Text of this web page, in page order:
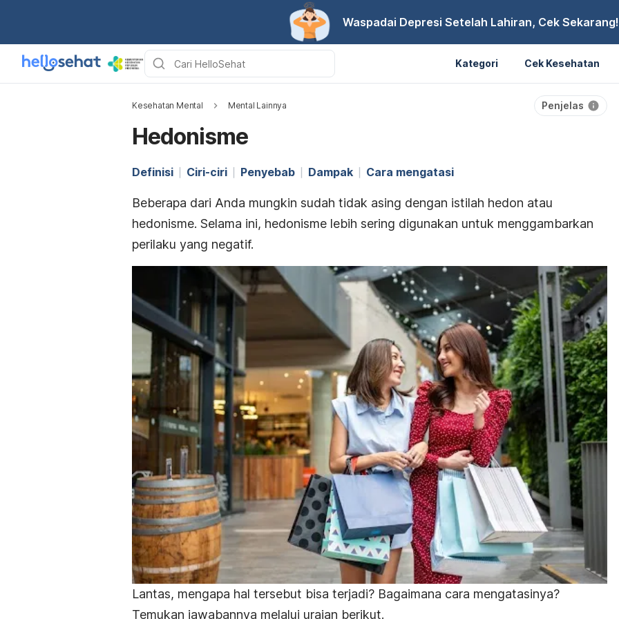
Waspadai Depresi Setelah Lahiran, Cek Sekarang!
Kategori Cek Kesehatan
Kesehatan Mental Mental Lainnya Penjelas
Hedonisme
Definisi Ciri-ciri Penyebab Dampak Cara mengatasi
Beberapa dari Anda mungkin sudah tidak asing dengan istilah hedon atau
hedonisme. Selama ini, hedonisme lebih sering digunakan untuk menggambarkan
perilaku yang negatif.
Lantas, mengapa hal tersebut bisa terjadi? Bagaimana cara mengatasinya?
Temukan jawabannya melalui uraian berikut.